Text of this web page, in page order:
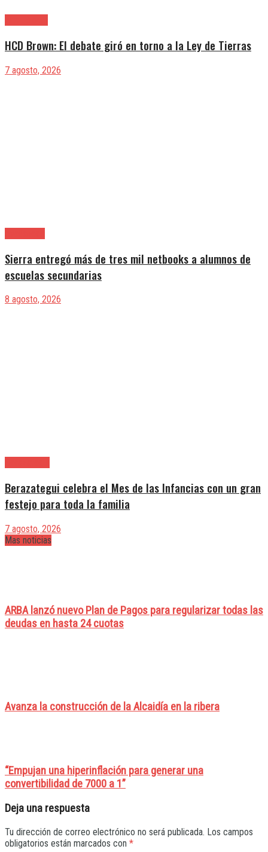
HCD Brown: El debate giró en torno a la Ley de Tierras
7 agosto, 2026
Sierra entregó más de tres mil netbooks a alumnos de
escuelas secundarias
8 agosto, 2026
Berazategui celebra el Mes de las Infancias con un gran
festejo para toda la familia
7 agosto, 2026
Mas noticias
ARBA lanzó nuevo Plan de Pagos para regularizar todas las
deudas en hasta 24 cuotas
Avanza la construcción de la Alcaidía en la ribera
“Empujan una hiperinflación para generar una
convertibilidad de 7000 a 1”
Deja una respuesta
Tu dirección de correo electrónico no será publicada. Los campos
obligatorios están marcados con *